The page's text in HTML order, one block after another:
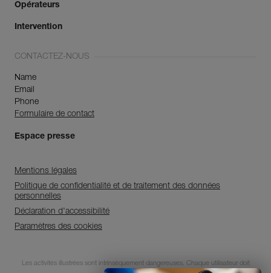
Découvrez ePPEcentre
Opérateurs
Intervention
CONTACTEZ-NOUS
Name
Email
Phone
Formulaire de contact
Espace presse
Mentions légales
Politique de confidentialité et de traitement des données
personnelles
Déclaration d'accessibilité
Paramètres des cookies
Les activités illustrées sont intrinsèquement dangereuses. Chaque utilisateur doit